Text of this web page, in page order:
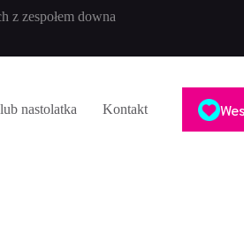
z zespołem downa
nastolatka Kontakt